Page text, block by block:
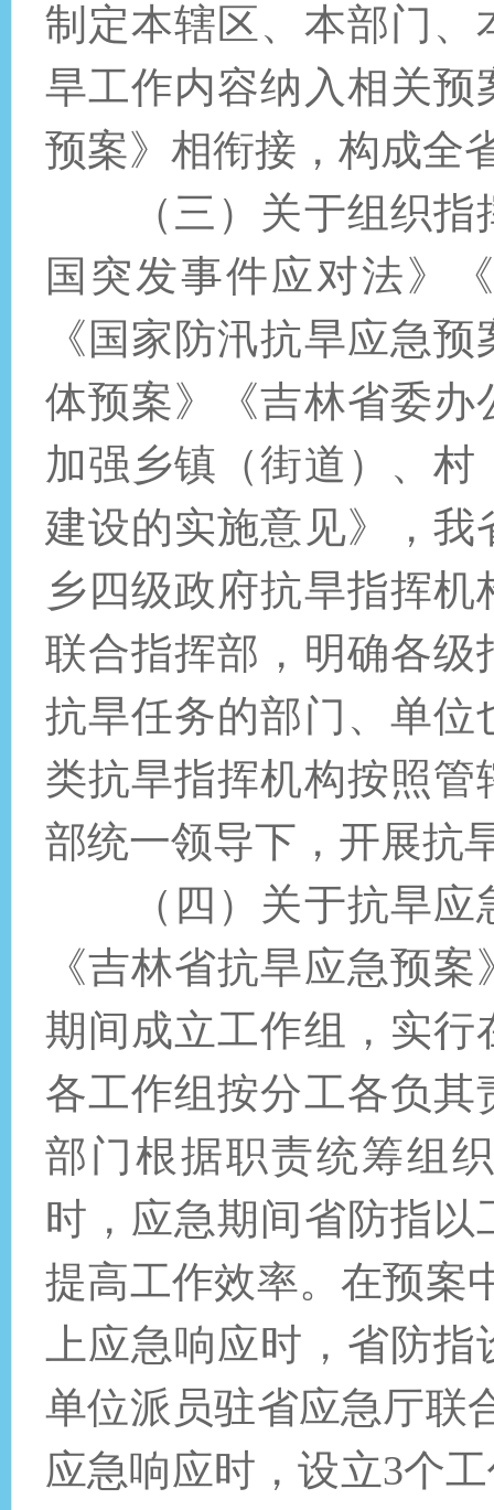
制定本辖区、本部门
旱工作内容纳入相关
预案》相衔接，构成
（三）关于组织
国突发事件应对法》
《国家防汛抗旱应急
体预案》《吉林省委
加强乡镇（街道）、
建设的实施意见》，
乡四级政府抗旱指挥
联合指挥部，明确各
抗旱任务的部门、单
类抗旱指挥机构按照
部统一领导下，开展抗
（四）关于抗旱应
《吉林省抗旱应急预
期间成立工作组，实
各工作组按分工各负
部门根据职责统筹组
时，应急期间省防指
提高工作效率。在预案
上应急响应时，省防
单位派员驻省应急厅联
应急响应时，设立3个